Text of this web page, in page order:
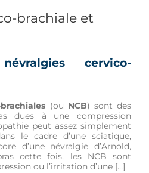
brachiale et
cervico-
(ou NCB) sont des
dues à une compression
peut assez simplement
le cadre d’une sciatique,
d’une névralgie d’Arnold,
cette fois, les NCB sont
ou l’irritation d’une […]